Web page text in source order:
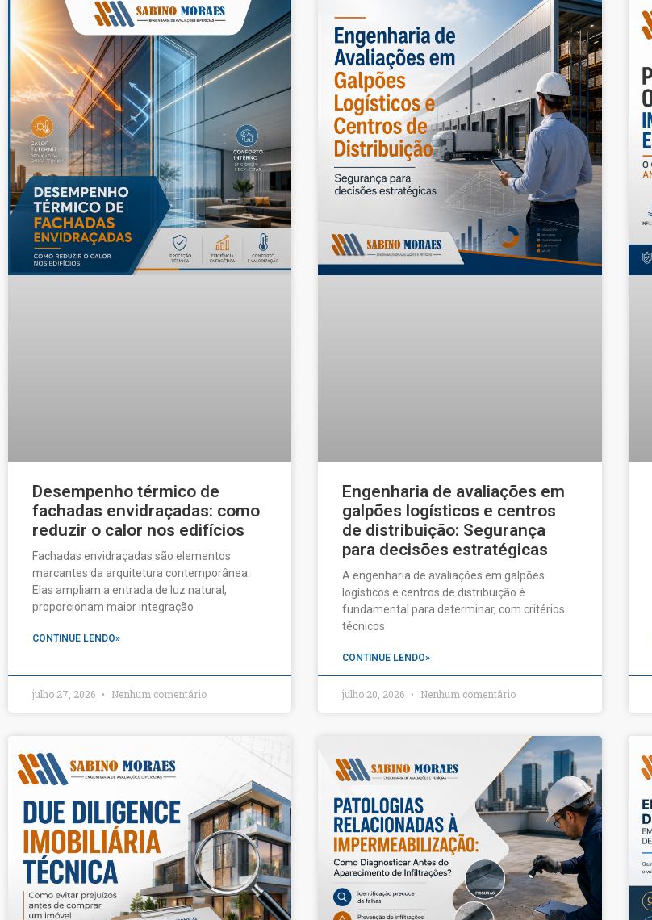
Desempenho térmico de
fachadas envidraçadas: como
reduzir o calor nos edifícios
Fachadas envidraçadas são elementos
marcantes da arquitetura contemporânea.
Elas ampliam a entrada de luz natural,
proporcionam maior integração
CONTINUE LENDO»
julho 27, 2026 Nenhum comentário
Engenharia de avaliações em
galpões logísticos e centros
de distribuição: Segurança
para decisões estratégicas
A engenharia de avaliações em galpões
logísticos e centros de distribuição é
fundamental para determinar, com critérios
técnicos
CONTINUE LENDO»
julho 20, 2026 Nenhum comentário